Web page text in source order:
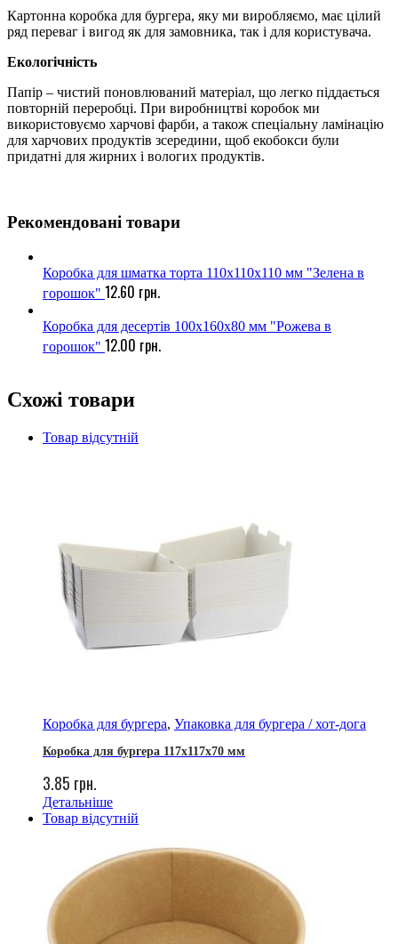
Картонна коробка для бургера, яку ми виробляємо, має цілий
ряд переваг і вигод як для замовника, так і для користувача.
Екологічність
Папір – чистий поновлюваний матеріал, що легко піддається
повторній переробці. При виробництві коробок ми
використовуємо харчові фарби, а також спеціальну ламінацію
для харчових продуктів зсередини, щоб екобокси були
придатні для жирних і вологих продуктів.
Рекомендовані товари
Коробка для шматка торта 110х110х110 мм "Зелена в
горошок" 12.60 грн.
Коробка для десертів 100х160х80 мм "Рожева в
горошок" 12.00 грн.
Схожі товари
Товар відсутній
Коробка для бургера, Упаковка для бургера / хот-дога
Коробка для бургера 117х117х70 мм
3.85 грн.
Детальніше
Товар відсутній